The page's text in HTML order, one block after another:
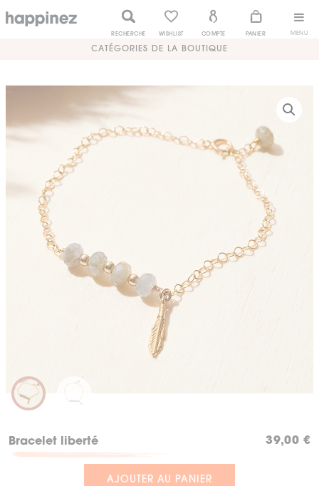
MENU
RECHERCHE WISHLIST COMPTE PANIER
CATÉGORIES DE LA BOUTIQUE
Bracelet liberté 39,00 €
AJOUTER AU PANIER